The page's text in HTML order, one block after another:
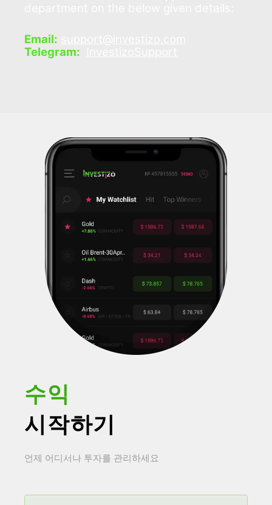
Email:
Telegram:
수익
시작하기
언제 어디서나 투자를 관리하세요